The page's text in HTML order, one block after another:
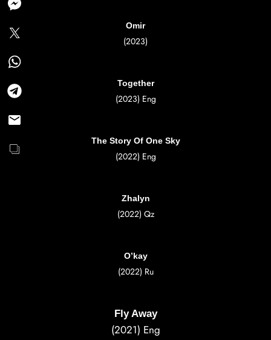
Omir
(2023)
Together
(2023) Eng
The Story Of One Sky
(2022) Eng
Zhalyn
(2022) Qz
O’kay
(2022) Ru
Fly Away
(2021) Eng